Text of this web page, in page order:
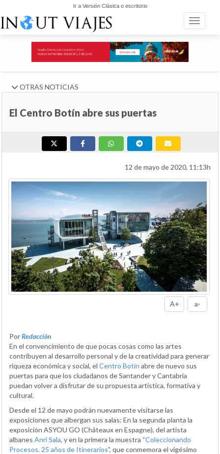
Ir a Versión Clásica o escritorio
Toggle
OTRAS NOTICIAS
El Centro Botín abre sus puertas
12 de mayo de 2020, 11:13h
A+ a-
PorRedacción
En el convencimiento de que pocas cosas como las artes
contribuyen al desarrollo personal y de la creatividad para generar
riqueza económica y social, el Centro Botín abre de nuevo sus
puertas para que los ciudadanos de Santander y Cantabria
puedan volver a disfrutar de su propuesta artística, formativa y
cultural.
Desde el 12 de mayo podrán nuevamente visitarse las
exposiciones que albergan sus salas: En la segunda planta la
exposición ASYOU GO (Châteaux en Espagne), del artista
albanes Anri Sala, y en la primera la muestra “Coleccionando
Procesos. 25 años de Itinerarios”, que conmemora el vigésimo